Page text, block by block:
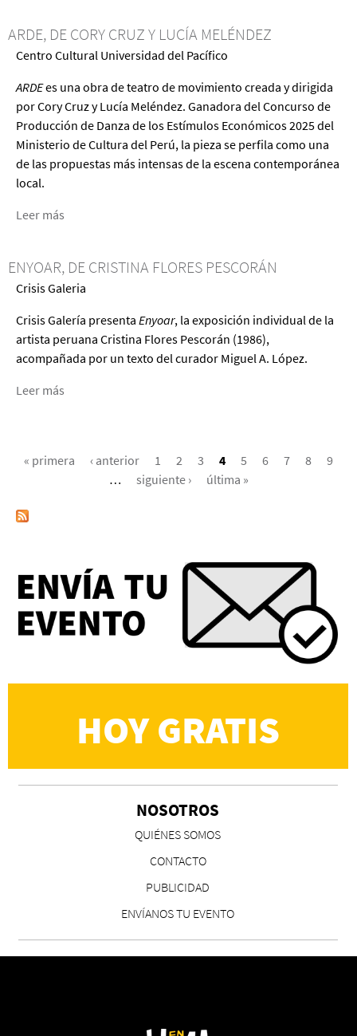
melancolía
de
plantas
ARDE, DE CORY CRUZ Y LUCÍA MELÉNDEZ
Centro Cultural Universidad del Pacífico
ARDEes una obra de teatro de movimiento creada y dirigida
por Cory Cruz y Lucía Meléndez. Ganadora del Concurso de
Producción de Danza de los Estímulos Económicos 2025 del
Ministerio de Cultura del Perú, la pieza se perfila como una
de las propuestas más intensas de la escena contemporánea
local.
Leer más
de
Cory
y
Lucía
Meléndez
ENYOAR, DE CRISTINA FLORES PESCORÁN
Crisis Galeria
Crisis Galería presenta Enyoar, la exposición individual de la
artista peruana Cristina Flores Pescorán (1986),
acompañada por un texto del curador Miguel A. López.
Leer más
Cristina
« primera ‹ anterior 1 2 3 4 5 6 7 8
9
…
siguiente › última »
HOY GRATIS
NOSOTROS
QUIÉNES SOMOS
CONTACTO
PUBLICIDAD
ENVÍANOS TU EVENTO